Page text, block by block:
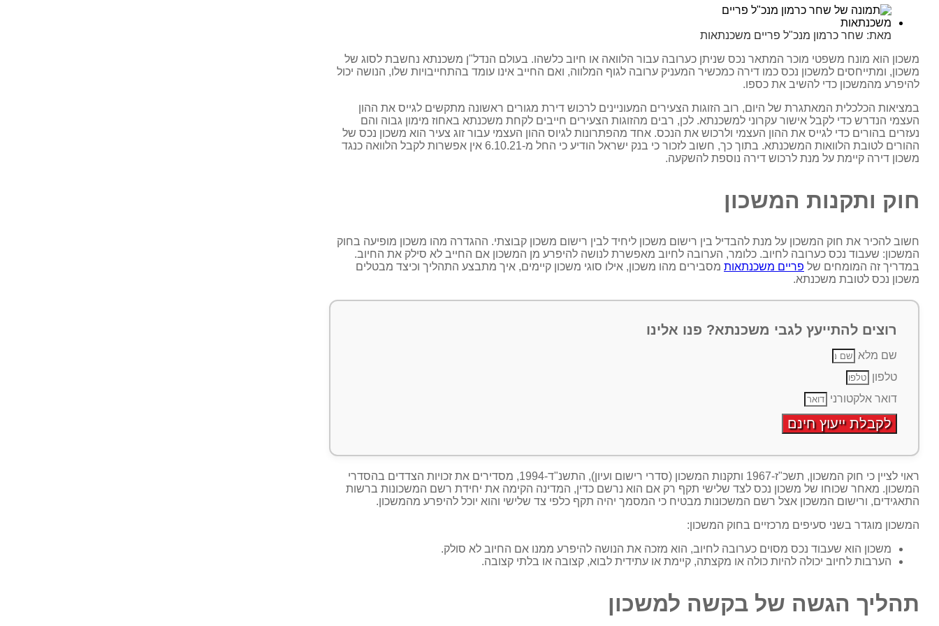
מאת: שחר כרמון מנכ"ל פריים משכנתאות
משכון הוא מונח משפטי מוכר המתאר נכס שניתן כערובה עבור הלוואה או חיוב כלשהו. בעולם הנדל"ן משכנתא נחשבת לסוג של
משכון, ומתייחסים למשכון נכס כמו דירה כמכשיר המעניק ערובה לגוף המלווה, ואם החייב אינו עומד בהתחייבויות שלו, הנושה יכול
להיפרע מהמשכון כדי להשיב את כספו.
במציאות הכלכלית המאתגרת של היום, רוב הזוגות הצעירים המעוניינים לרכוש דירת מגורים ראשונה מתקשים לגייס את ההון
העצמי הנדרש כדי לקבל אישור עקרוני למשכנתא. לכן, רבים מהזוגות הצעירים חייבים לקחת משכנתא באחוז מימון גבוה והם
נעזרים בהורים כדי לגייס את ההון העצמי ולרכוש את הנכס. אחד מהפתרונות לגיוס ההון העצמי עבור זוג צעיר הוא משכון נכס של
ההורים לטובת הלוואות המשכנתא. בתוך כך, חשוב לזכור כי בנק ישראל הודיע כי החל מ-6.10.21 אין אפשרות לקבל הלוואה כנגד
משכון דירה קיימת על מנת לרכוש דירה נוספת להשקעה.
חוק ותקנות המשכון
חשוב להכיר את חוק המשכון על מנת להבדיל בין רישום משכון ליחיד לבין רישום משכון קבוצתי. ההגדרה מהו משכון מופיעה בחוק
המשכון: שעבוד נכס כערובה לחיוב. כלומר, הערובה לחיוב מאפשרת לנושה להיפרע מן המשכון אם החייב לא סילק את החיוב.
במדריך זה המומחים של פריים משכנתאות מסבירים מהו משכון, אילו סוגי משכון קיימים, איך מתבצע התהליך וכיצד מבטלים
משכון נכס לטובת משכנתא.
רוצים להתייעץ לגבי משכנתא? פנו אלינו
שם מלא
טלפון
דואר אלקטורני
לקבלת ייעוץ חינם
ראוי לציין כי חוק המשכון, תשכ"ז-1967 ותקנות המשכון (סדרי רישום ועיון), התשנ"ד-1994, מסדירים את זכויות הצדדים בהסדרי
המשכון. מאחר שכוחו של משכון נכס לצד שלישי תקף רק אם הוא נרשם כדין, המדינה הקימה את יחידת רשם המשכונות ברשות
התאגידים, ורישום המשכון אצל רשם המשכונות מבטיח כי המסמך יהיה תקף כלפי צד שלישי והוא יוכל להיפרע מהמשכון.
המשכון מוגדר בשני סעיפים מרכזיים בחוק המשכון:
משכון הוא שעבוד נכס מסוים כערובה לחיוב, הוא מזכה את הנושה להיפרע ממנו אם החיוב לא סולק.
הערבות לחיוב יכולה להיות כולה או מקצתה, קיימת או עתידית לבוא, קצובה או בלתי קצובה.
תהליך הגשה של בקשה למשכון